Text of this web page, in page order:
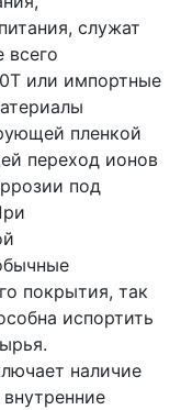
служат
всего
или импортные
пленкой
переход ионов
под
покрытия, так
испортить
наличие